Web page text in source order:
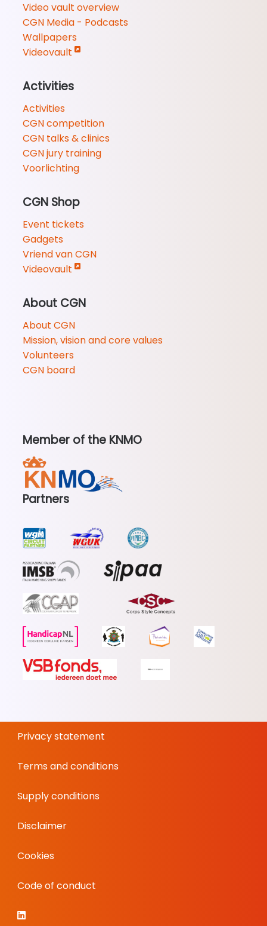
Video vault overview
CGN Media - Podcasts
Wallpapers
Videovault
Activities
Activities
CGN competition
CGN talks & clinics
CGN jury training
Voorlichting
CGN Shop
Event tickets
Gadgets
Vriend van CGN
Videovault
About CGN
About CGN
Mission, vision and core values
Volunteers
CGN board
Member of the KNMO
Partners
Privacy statement
Terms and conditions
Supply conditions
Disclaimer
Cookies
Code of conduct